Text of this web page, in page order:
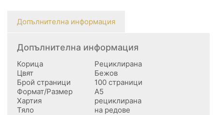
Допълнителна информация
Допълнителна информация
Корица
Рециклирана
Цвят
Бежов
Брой страници
100 страници
Формат/Размер
А5
Хартия
рециклирана
Тяло
на редове